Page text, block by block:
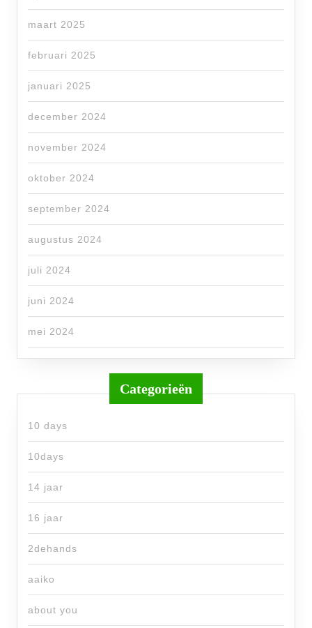
maart 2025
februari 2025
januari 2025
december 2024
november 2024
oktober 2024
september 2024
augustus 2024
juli 2024
juni 2024
mei 2024
Categorieën
10 days
10days
14 jaar
16 jaar
2dehands
aaiko
about you